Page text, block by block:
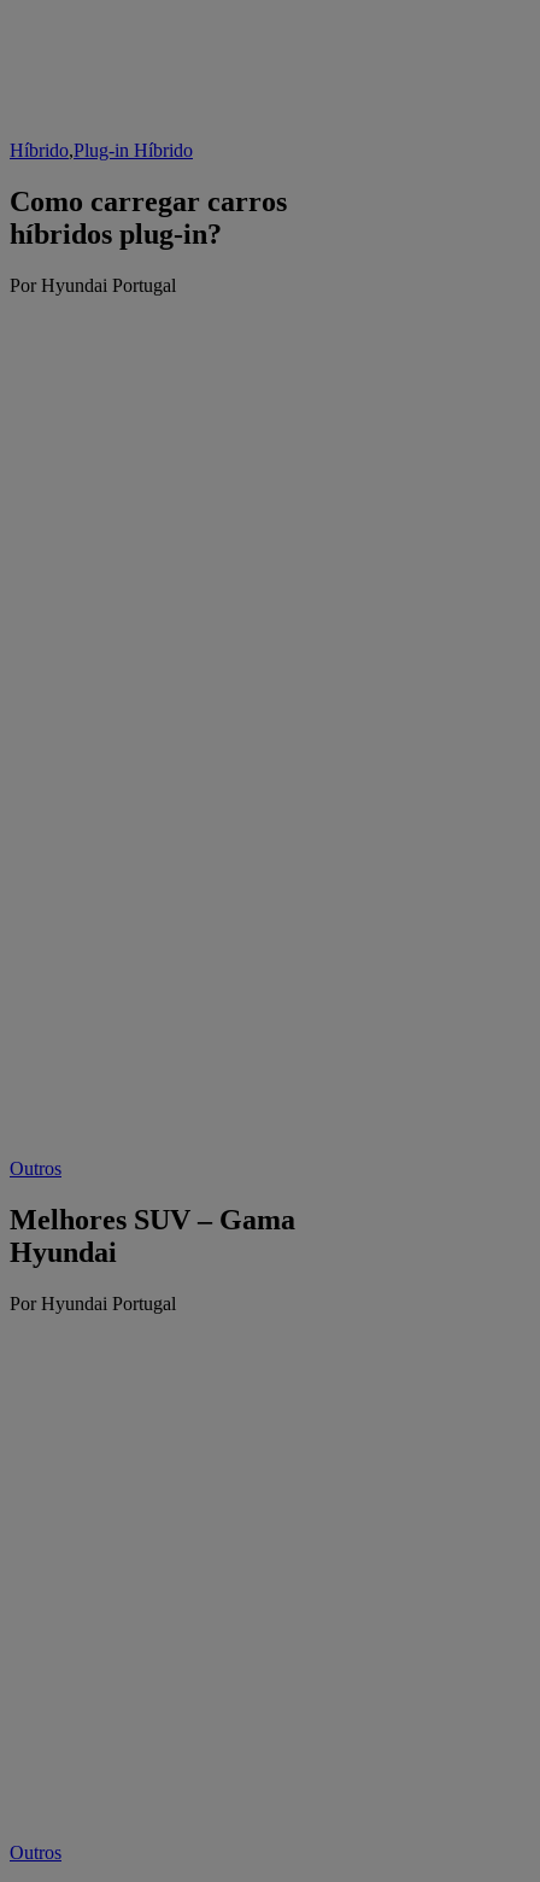
Híbrido,Plug-in Híbrido
Como carregar carros
híbridos plug-in?
Por Hyundai Portugal
Outros
Melhores SUV – Gama
Hyundai
Por Hyundai Portugal
Outros